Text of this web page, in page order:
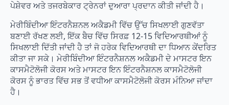
ਪੇਸ਼ੇਵਰ ਅਤੇ ਤਜਰਬੇਕਾਰ ਟ੍ਰੇਨਰਾਂ ਦੁਆਰਾ ਪ੍ਰਦਾਨ ਕੀਤੀ ਜਾਂਦੀ ਹੈ।
ਮੇਰੀਬਿੰਦੀਆ ਇੰਟਰਨੈਸ਼ਨਲ ਅਕੈਡਮੀ ਵਿੱਚ ਉੱਚ ਸਿਖਲਾਈ ਗੁਣਵੱਤਾ
ਬਣਾਈ ਰੱਖਣ ਲਈ, ਇੱਕ ਬੈਚ ਵਿੱਚ ਸਿਰਫ਼ 12-15 ਵਿਦਿਆਰਥੀਆਂ ਨੂੰ
ਸਿਖਲਾਈ ਦਿੱਤੀ ਜਾਂਦੀ ਹੈ ਤਾਂ ਜੋ ਹਰੇਕ ਵਿਦਿਆਰਥੀ ਦਾ ਧਿਆਨ ਕੇਂਦਰਿਤ
ਕੀਤਾ ਜਾ ਸਕੇ। ਮੇਰੀਬਿੰਦੀਆ ਇੰਟਰਨੈਸ਼ਨਲ ਅਕੈਡਮੀ ਦੇ ਮਾਸਟਰ ਇਨ
ਕਾਸਮੈਟੋਲੋਜੀ ਕੋਰਸ ਅਤੇ ਮਾਸਟਰ ਇਨ ਇੰਟਰਨੈਸ਼ਨਲ ਕਾਸਮੈਟੋਲੋਜੀ
ਕੋਰਸ ਨੂੰ ਭਾਰਤ ਵਿੱਚ ਸਭ ਤੋਂ ਵਧੀਆ ਕਾਸਮੈਟੋਲੋਜੀ ਕੋਰਸ ਮੰਨਿਆ ਜਾਂਦਾ
ਹੈ।